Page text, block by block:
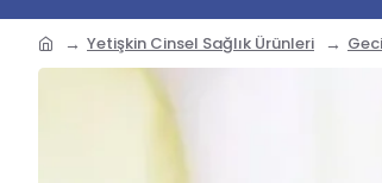
Yetişkin Cinsel Sağlık Ürünleri